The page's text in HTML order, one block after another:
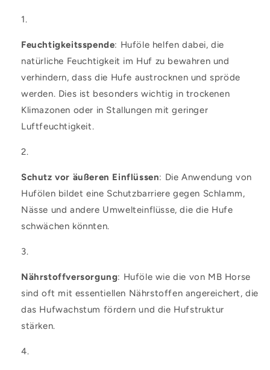
Feuchtigkeitsspende: Huföle helfen dabei, die
natürliche Feuchtigkeit im Huf zu bewahren und
verhindern, dass die Hufe austrocknen und spröde
werden. Dies ist besonders wichtig in trockenen
Klimazonen oder in Stallungen mit geringer
Luftfeuchtigkeit.
Schutz vor äußeren Einflüssen: Die Anwendung von
Hufölen bildet eine Schutzbarriere gegen Schlamm,
Nässe und andere Umwelteinflüsse, die die Hufe
schwächen könnten.
Nährstoffversorgung: Huföle wie die von MB Horse
sind oft mit essentiellen Nährstoffen angereichert, die
das Hufwachstum fördern und die Hufstruktur
stärken.